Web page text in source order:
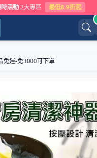
時活動 2大專區 最低8.9折起
免運-免3000可下單